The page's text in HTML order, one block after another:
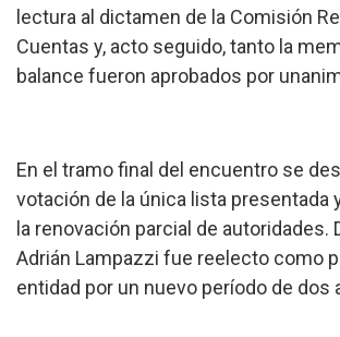
lectura al dictamen de la Comisión
Cuentas y, acto seguido, tanto la
balance fueron aprobados por
En el tramo final del encuentro se
votación de la única lista presentada
la renovación parcial de autoridades.
Adrián Lampazzi fue reelecto como
entidad por un nuevo período de dos